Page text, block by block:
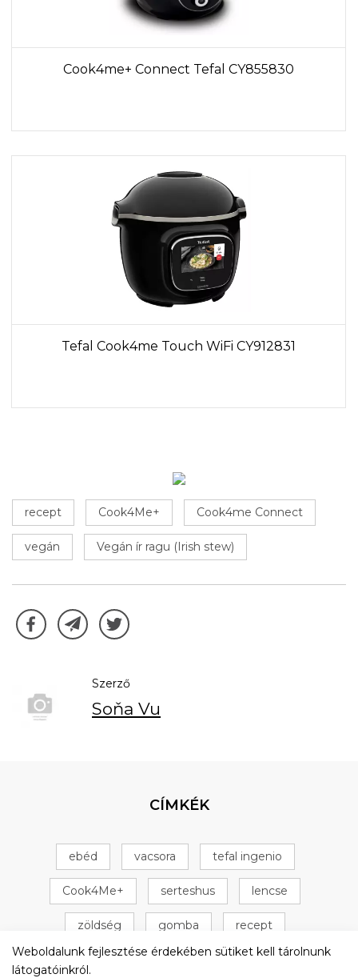
Cook4me+ Connect Tefal CY855830
Tefal Cook4me Touch WiFi CY912831
recept Cook4Me+ Cook4me Connect
vegán Vegán ír ragu (Irish stew)
Szerző
Soňa Vu
CÍMKÉK
ebéd vacsora tefal ingenio
Cook4Me+ serteshus lencse
zöldség gomba recept
Tefal Cook4Me+ csirke + 16 következő
Weboldalunk fejlesztése érdekében sütiket kell tárolnunk
látogatóinkról.